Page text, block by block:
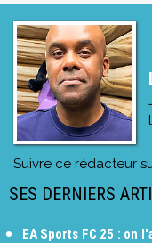
Suivre ce rédacteur
SES DERNIERS
EA Sports FC 25 : on